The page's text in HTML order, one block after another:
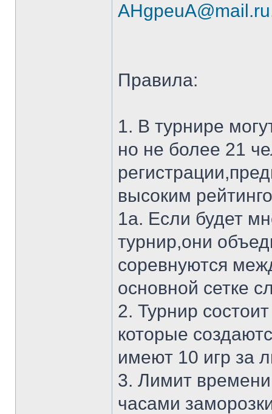
AHgpeuA@mail.ru
Правила:
1. В турнире
но не более 21
высоким
1а. Если будет
турнир,они
соревнуются
основной сетке
2. Турнир
которые
имеют 10 игр за
3. Лимит
часами